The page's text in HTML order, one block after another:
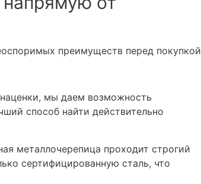
преимуществ перед покупкой
мы даем возможность
способ найти действительно
металлочерепица проходит строгий
сертифицированную сталь, что